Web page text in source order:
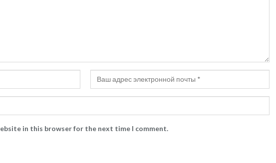
in this browser for the next time I comment.